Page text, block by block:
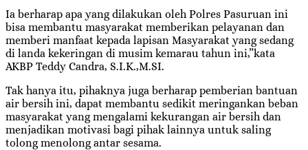
Ia berharap apa yang dilakukan oleh Polres Pasuruan ini
bisa membantu masyarakat memberikan pelayanan dan
memberi manfaat kepada lapisan Masyarakat yang sedang
di landa kekeringan di musim kemarau tahun ini,”kata
AKBP Teddy Candra, S.I.K.,M.SI.
Tak hanya itu, pihaknya juga berharap pemberian bantuan
air bersih ini, dapat membantu sedikit meringankan beban
masyarakat yang mengalami kekurangan air bersih dan
menjadikan motivasi bagi pihak lainnya untuk saling
tolong menolong antar sesama.